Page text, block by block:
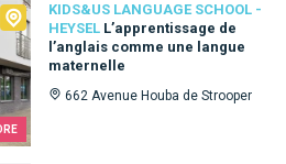
KIDS&US LANGUAGE SCHOOL -
HEYSEL L’apprentissage de
l’anglais comme une langue
maternelle
662 Avenue Houba de Strooper
- Heysel